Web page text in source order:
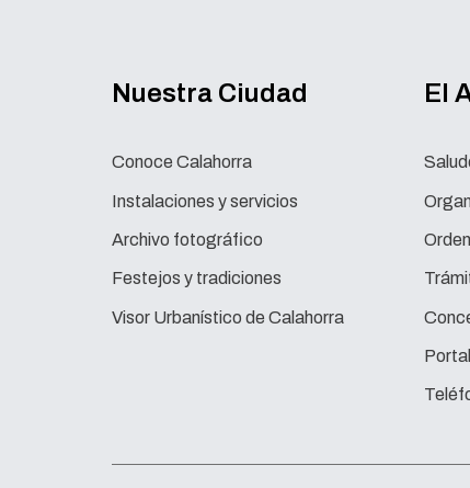
Nuestra Ciudad
Conoce Calahorra
Instalaciones y servicios
Archivo fotográfico
Festejos y tradiciones
Visor Urbanístico de Calahorra
El